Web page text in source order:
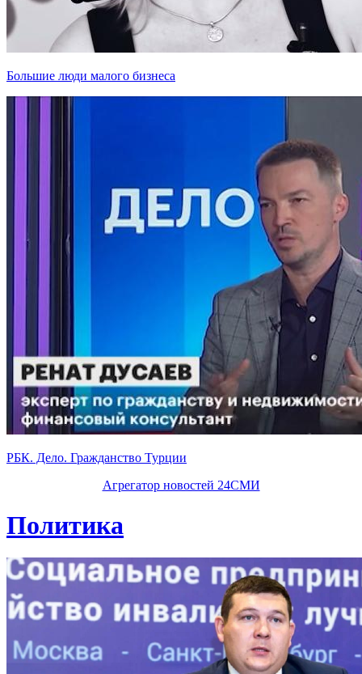
Большие люди малого бизнеса
РБК. Дело. Гражданство Турции
Агрегатор новостей 24СМИ
Политика